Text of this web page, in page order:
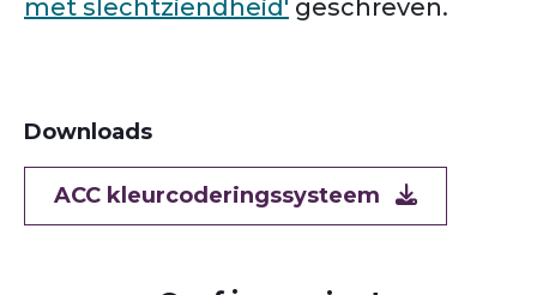
met slechtziendheid' geschreven.
Downloads
Document
ACC kleurcoderingssysteem